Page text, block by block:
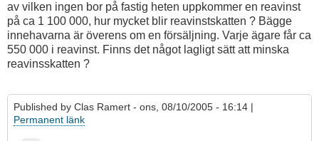
av vilken ingen bor på fastig heten uppkommer en reavinst
på ca 1 100 000, hur mycket blir reavinstskatten ? Bägge
innehavarna är överens om en försäljning. Varje ägare får ca
550 000 i reavinst. Finns det något lagligt sätt att minska
reavinsskatten ?
Published by Clas Ramert - ons, 08/10/2005 - 16:14 |
Permanent länk